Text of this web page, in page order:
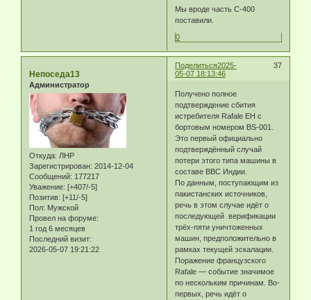
Мы вроде часть С-400
поставили.
0
Поделиться 37
2025-
05-07 18:13:46
Непоседа13
Администратор
Откуда: ЛНР
Зарегистрирован: 2014-12-04
Сообщений: 177217
Уважение: [+407/-5]
Позитив: [+11/-5]
Пол: Мужской
Провел на форуме:
1 год 6 месяцев
Последний визит:
2026-05-07 19:21:22
Получено полное
подтверждение сбития
истребителя Rafale EH с
бортовым номером BS-001.
Это первый официально
подтверждённый случай
потери этого типа машины в
составе ВВС Индии.
По данным, поступающим из
пакистанских источников,
речь в этом случае идёт о
последующей верификации
трёх-пяти уничтоженных
машин, предположительно в
рамках текущей эскалации.
Поражение французского
Rafale — событие значимое
по нескольким причинам. Во-
первых, речь идёт о